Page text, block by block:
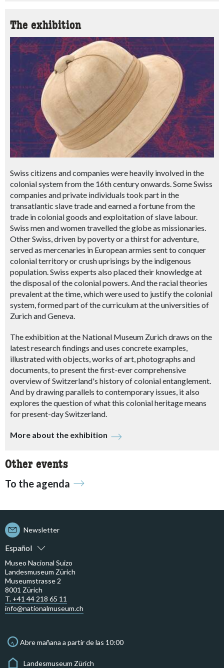
The exhibition
Swiss citizens and companies were heavily involved in the
colonial system from the 16th century onwards. Some Swiss
companies and private individuals took part in the
transatlantic slave trade and earned a fortune from the
trade in colonial goods and exploitation of slave labour.
Swiss men and women travelled the globe as missionaries.
Other Swiss, driven by poverty or a thirst for adventure,
served as mercenaries in European armies sent to conquer
colonial territory or crush uprisings by the indigenous
population. Swiss experts also placed their knowledge at
the disposal of the colonial powers. And the racial theories
prevalent at the time, which were used to justify the colonial
system, formed part of the curriculum at the universities of
Zurich and Geneva.
The exhibition at the National Museum Zurich draws on the
latest research findings and uses concrete examples,
illustrated with objects, works of art, photographs and
documents, to present the first-ever comprehensive
overview of Switzerland's history of colonial entanglement.
And by drawing parallels to contemporary issues, it also
explores the question of what this colonial heritage means
for present-day Switzerland.
More about the exhibition
Other events
To the agenda
Español
Newsletter
Museo Nacional Suizo
Landesmuseum Zürich
Museumstrasse 2
8001 Zürich
T. +41 44 218 65 11
info@nationalmuseum.ch
Abre mañana a partir de las 10:00
Landesmuseum Zürich